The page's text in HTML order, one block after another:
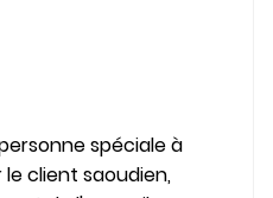
spéciale à
client saoudien,